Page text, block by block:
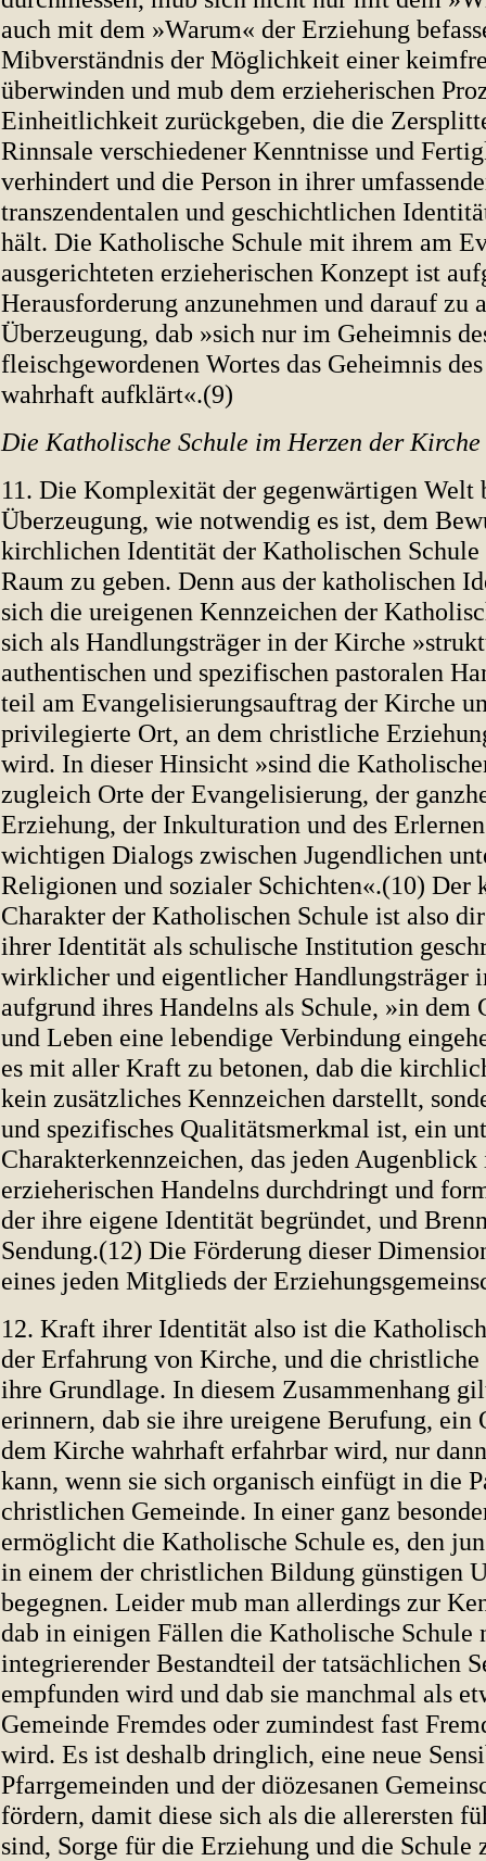
auch mit dem »Warum« der Erziehung
Mibverständnis der Möglichkeit einer
überwinden und mub dem erzieherischen
Einheitlichkeit zurückgeben, die die
Rinnsale verschiedener Kenntnisse und
verhindert und die Person in ihrer
transzendentalen und geschichtlichen
hält. Die Katholische Schule mit ihrem am
ausgerichteten erzieherischen Konzept ist
Herausforderung anzunehmen und darauf zu
Überzeugung, dab »sich nur im Geheimnis
fleischgewordenen Wortes das Geheimnis
wahrhaft aufklärt«.(9)
Die Katholische Schule im Herzen der Kirche
11. Die Komplexität der gegenwärtigen Welt
Überzeugung, wie notwendig es ist, dem
kirchlichen Identität der Katholischen
Raum zu geben. Denn aus der katholischen
sich die ureigenen Kennzeichen der
sich als Handlungsträger in der Kirche
authentischen und spezifischen pastoralen
teil am Evangelisierungsauftrag der Kirche
privilegierte Ort, an dem christliche
wird. In dieser Hinsicht »sind die
zugleich Orte der Evangelisierung, der
Erziehung, der Inkulturation und des
wichtigen Dialogs zwischen Jugendlichen
Religionen und sozialer Schichten«.(10) Der
Charakter der Katholischen Schule ist also
ihrer Identität als schulische Institution
wirklicher und eigentlicher Handlungsträger
aufgrund ihres Handelns als Schule, »in dem
und Leben eine lebendige Verbindung
es mit aller Kraft zu betonen, dab die
kein zusätzliches Kennzeichen darstellt,
und spezifisches Qualitätsmerkmal ist, ein
Charakterkennzeichen, das jeden Augenblick
erzieherischen Handelns durchdringt und
der ihre eigene Identität begründet, und
Sendung.(12) Die Förderung dieser
eines jeden Mitglieds der
12. Kraft ihrer Identität also ist die
der Erfahrung von Kirche, und die christliche
ihre Grundlage. In diesem Zusammenhang
erinnern, dab sie ihre ureigene Berufung, ein
dem Kirche wahrhaft erfahrbar wird, nur
kann, wenn sie sich organisch einfügt in die
christlichen Gemeinde. In einer ganz
ermöglicht die Katholische Schule es, den
in einem der christlichen Bildung günstigen
begegnen. Leider mub man allerdings zur
dab in einigen Fällen die Katholische Schule
integrierender Bestandteil der tatsächlichen
empfunden wird und dab sie manchmal als
Gemeinde Fremdes oder zumindest fast
wird. Es ist deshalb dringlich, eine neue
Pfarrgemeinden und der diözesanen
fördern, damit diese sich als die allerersten
sind, Sorge für die Erziehung und die Schule